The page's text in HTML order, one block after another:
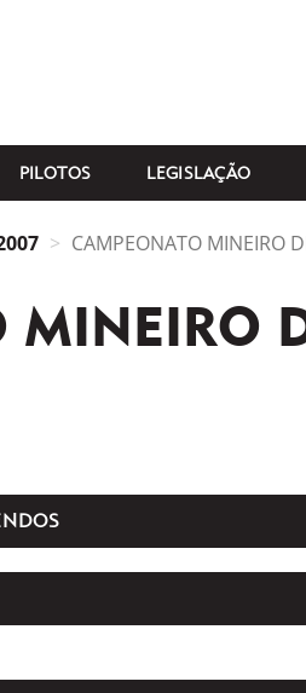
PILOTOS LEGISLAÇÃO
CAMPEONATO MINEIRO
MINEIRO